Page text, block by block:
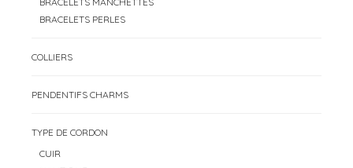
BRACELETS PERLES
COLLIERS
PENDENTIFS CHARMS
TYPE DE CORDON
CUIR